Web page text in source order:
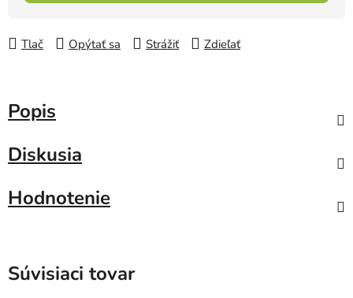
Tlač Opýtať sa Strážiť Zdieľať
Popis
Diskusia
Hodnotenie
Súvisiaci tovar